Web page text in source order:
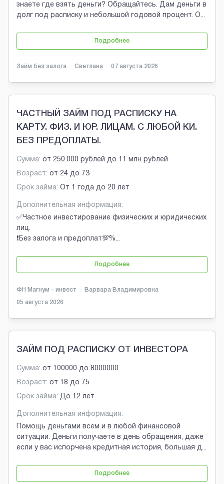
знаете где взять деньги? Обращайтесь. Дам деньги в
долг под расписку и небольшой годовой процент. О...
Подробнее
Займ без залога Светлана 07 августа 2026
ЧАСТНЫЙ ЗАЙМ ПОД РАСПИСКУ НА
КАРТУ. ФИЗ. И ЮР. ЛИЦАМ. С ЛЮБОЙ КИ.
БЕЗ ПРЕДОПЛАТЫ.
Сумма: от 250.000 рублей до 11 млн рублей
Возраст: от 24 до 73
Срок займа: От 1 года до 20 лет
Дополнительная информация:
✅Частное инвестирование физических и юридических
лиц.
❗Без залога и предоплат💯%...
Подробнее
ФН Магнум - инвест Варвара Владимировна
05 августа 2026
ЗАЙМ ПОД РАСПИСКУ ОТ ИНВЕСТОРА
Сумма: от 100000 до 8000000
Возраст: от 18 до 75
Срок займа: До 12 лет
Дополнительная информация:
Помощь деньгами всем и в любой финансовой
ситуации. Деньги получаете в день обращения, даже
если у вас испорчена кредитная история, большая д...
Подробнее